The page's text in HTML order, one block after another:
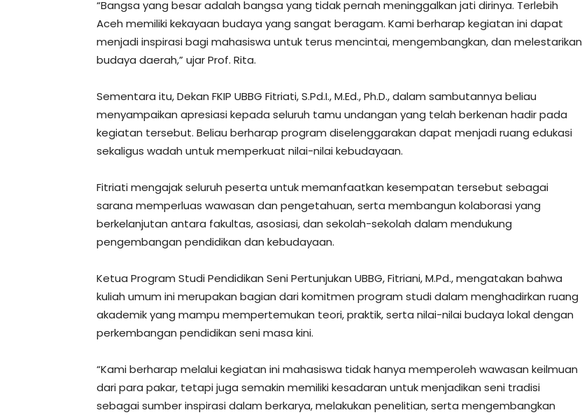
“Bangsa yang besar adalah bangsa yang tidak pernah meninggalkan jati dirinya. Terlebih
Aceh memiliki kekayaan budaya yang sangat beragam. Kami berharap kegiatan ini dapat
menjadi inspirasi bagi mahasiswa untuk terus mencintai, mengembangkan, dan melestarikan
budaya daerah,” ujar Prof. Rita.
Sementara itu, Dekan FKIP UBBG Fitriati, S.Pd.I., M.Ed., Ph.D., dalam sambutannya beliau
menyampaikan apresiasi kepada seluruh tamu undangan yang telah berkenan hadir pada
kegiatan tersebut. Beliau berharap program diselenggarakan dapat menjadi ruang edukasi
sekaligus wadah untuk memperkuat nilai-nilai kebudayaan.
Fitriati mengajak seluruh peserta untuk memanfaatkan kesempatan tersebut sebagai
sarana memperluas wawasan dan pengetahuan, serta membangun kolaborasi yang
berkelanjutan antara fakultas, asosiasi, dan sekolah-sekolah dalam mendukung
pengembangan pendidikan dan kebudayaan.
Ketua Program Studi Pendidikan Seni Pertunjukan UBBG, Fitriani, M.Pd., mengatakan bahwa
kuliah umum ini merupakan bagian dari komitmen program studi dalam menghadirkan ruang
akademik yang mampu mempertemukan teori, praktik, serta nilai-nilai budaya lokal dengan
perkembangan pendidikan seni masa kini.
“Kami berharap melalui kegiatan ini mahasiswa tidak hanya memperoleh wawasan keilmuan
dari para pakar, tetapi juga semakin memiliki kesadaran untuk menjadikan seni tradisi
sebagai sumber inspirasi dalam berkarya, melakukan penelitian, serta mengembangkan